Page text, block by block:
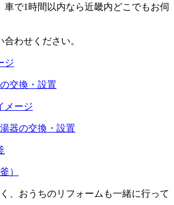
車で1時間以内なら近畿内どこでもお伺
わせください。
交換・設置
器の交換・設置
）
、おうちのリフォームも一緒に行って